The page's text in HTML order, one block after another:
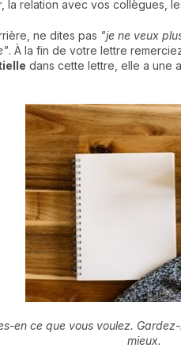
la relation avec vos collègues,
ne dites pas "je ne veux
. À la fin de votre lettre
dans cette lettre, elle a une
en ce que vous voulez.
mieux.